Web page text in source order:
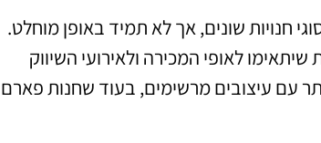
חנויות שונים, אך לא תמיד באופן מוחלט.
שיתאימו לאופי המכירה ולאירועי השיווק
עם עיצובים מרשימים, בעוד שחנות פארם